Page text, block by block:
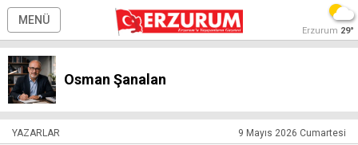
MENÜ
Erzurum 29°
Osman Şanalan
YAZARLAR 9 Mayıs 2026 Cumartesi